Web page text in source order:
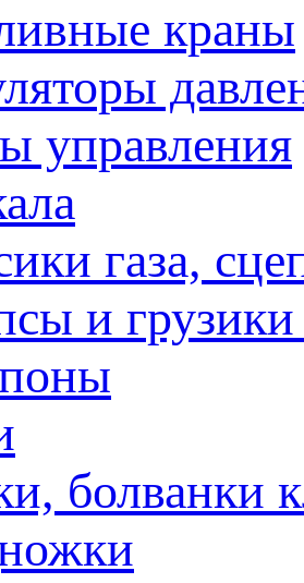
краны
управления
газа,
и грузики
болванки